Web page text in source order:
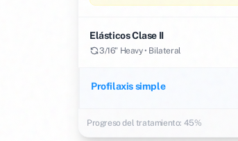
Elásticos Clase II
3/16" Heavy • Bilateral
Profilaxis simple
Progreso del tratamiento: 45%